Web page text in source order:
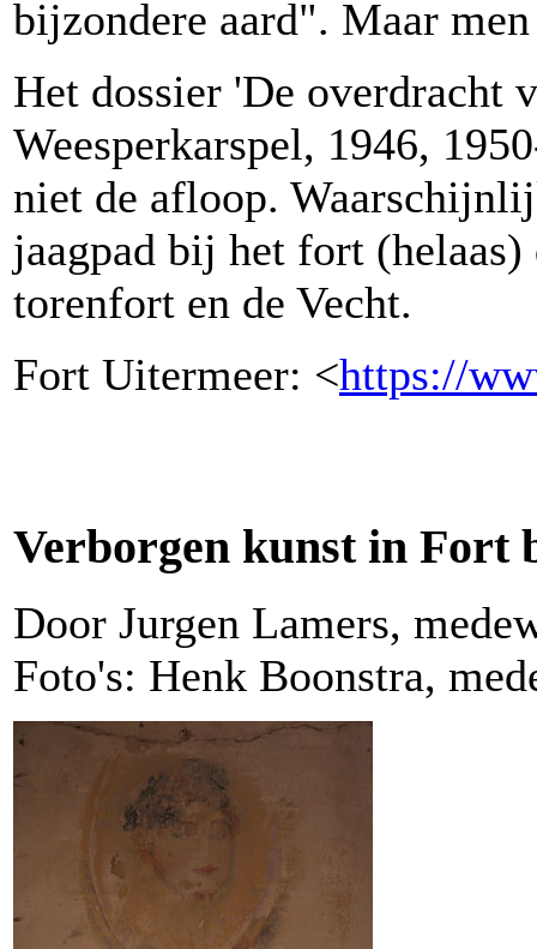
bijzondere aard". Maar
Het dossier 'De overdracht
Weesperkarspel, 1946,
niet de afloop.
jaagpad bij het fort
torenfort en de Vecht.
Fort Uitermeer: <https://
Verborgen kunst in Fort
Door Jurgen Lamers,
Foto's: Henk Boonstra,